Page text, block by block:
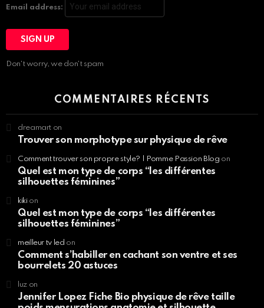
Email address:
Don't worry, we don't spam
COMMENTAIRES RÉCENTS
dreamart on
Trouver son morphotype sur physique de rêve
Comment trouver son propre style? | Pomme Passion Blog on
Quel est mon type de corps “les différentes
silhouettes féminines”
kikion
Quel est mon type de corps “les différentes
silhouettes féminines”
meilleur tv led on
Comment s’habiller en cachant son ventre et ses
bourrelets 20 astuces
luzon
Jennifer Lopez Fiche Bio physique de rêve taille